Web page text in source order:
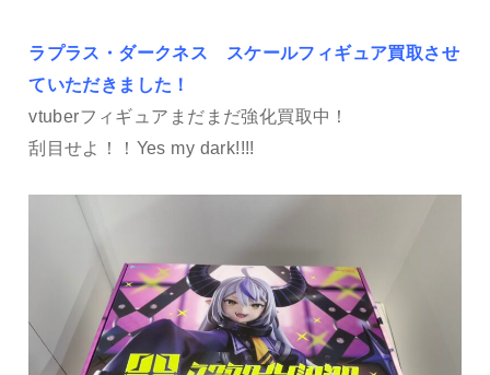
ラプラス・ダークネス スケールフィギュア買取させ
ていただきました！
vtuberフィギュアまだまだ強化買取中！
刮目せよ！！Yes my dark!!!!